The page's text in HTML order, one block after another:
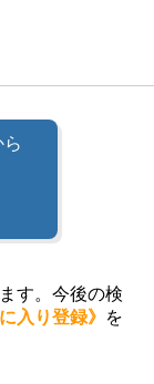
す。今後の検
入り登録》 を